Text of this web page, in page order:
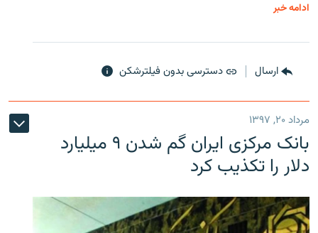
ادامه خبر
ارسال دسترسی بدون فیلترشکن
مرداد ۲۰, ۱۳۹۷
بانک مرکزی ایران گم شدن ۹ میلیارد
دلار را تکذیب کرد